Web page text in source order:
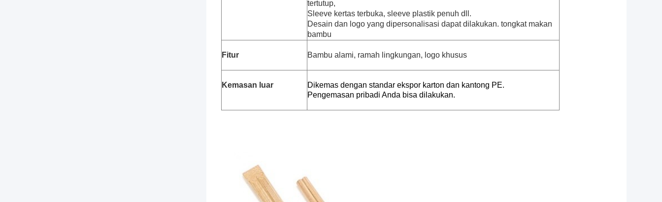
tertutup,
Sleeve kertas terbuka, sleeve plastik penuh dll.
Desain dan logo yang dipersonalisasi dapat dilakukan. tongkat makan
bambu
Fitur Bambu alami, ramah lingkungan, logo khusus
Kemasan luar
Dikemas dengan standar ekspor karton dan kantong PE.
Pengemasan pribadi Anda bisa dilakukan.